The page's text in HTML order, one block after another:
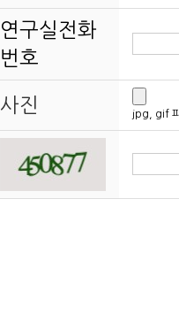
- 회원제 서비스 이
지와 비인가 사용
지사항 전달
- 마케팅 및 광고에
- 신규 서비스(제품
적 특성에 따른 서
스 이용에 대한 통계
연구실전화
번호
사진 jpg, gif 파